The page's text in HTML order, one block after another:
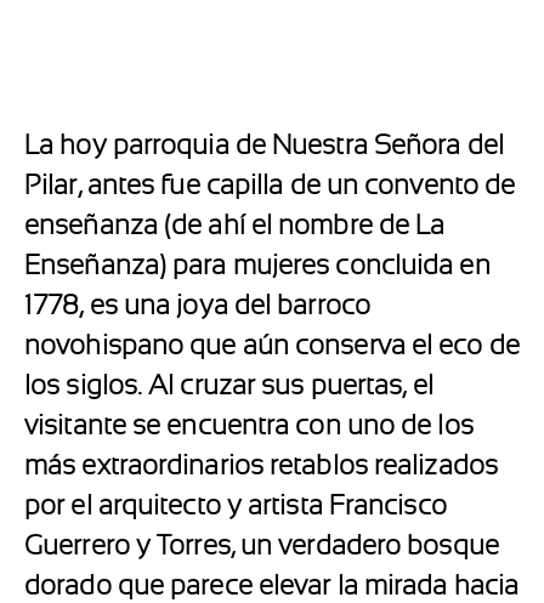
La hoy parroquia de Nuestra Señora del
Pilar, antes fue capilla de un convento de
enseñanza (de ahí el nombre de La
Enseñanza) para mujeres concluida en
1778, es una joya del barroco
novohispano que aún conserva el eco de
los siglos. Al cruzar sus puertas, el
visitante se encuentra con uno de los
más extraordinarios retablos realizados
por el arquitecto y artista Francisco
Guerrero y Torres, un verdadero bosque
dorado que parece elevar la mirada hacia